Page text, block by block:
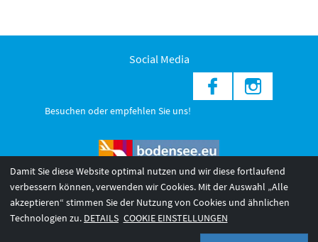
Social Media
Besuchen oder empfehlen Sie uns!
© 2026 Internationale Bodensee Tourismus GmbH
Damit Sie diese Website optimal nutzen und wir diese fortlaufend
verbessern können, verwenden wir Cookies. Mit der Auswahl „Alle
akzeptieren“ stimmen Sie der Nutzung von Cookies und ähnlichen
Technologien zu. DETAILS COOKIE EINSTELLUNGEN